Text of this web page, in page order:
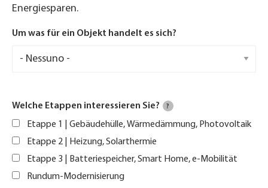
Energiesparen.
Um was für ein Objekt handelt es sich?
Welche Etappen interessieren Sie? ?
Etappe 1 | Gebäudehülle, Wärmedämmung, Photovoltaik
Etappe 2 | Heizung, Solarthermie
Etappe 3 | Batteriespeicher, Smart Home, e-Mobilität
Rundum-Modernisierung